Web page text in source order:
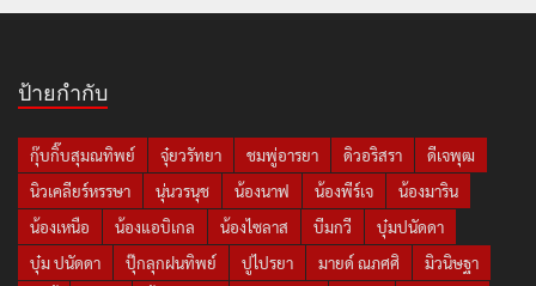
ป้ายกำกับ
กุ๊บกิ๊บสุมณทิพย์ จุ๋ยวรัทยา ชมพู่อารยา ดิวอริสรา
ดีเจพุฒ
นิวเคลียร์หรรษา
นุ่นวรนุช น้องนาฟ น้องพีร์เจ
น้องมาริน
น้องเหนือ
น้องแอบิเกล น้องไซลาส บีมกวี
บุ๋มปนัดดา
บุ๋ม ปนัดดา
ปุ๊กลุกฝนทิพย์ ปูไปรยา มายด์ ณภศศิ
มิวนิษฐา